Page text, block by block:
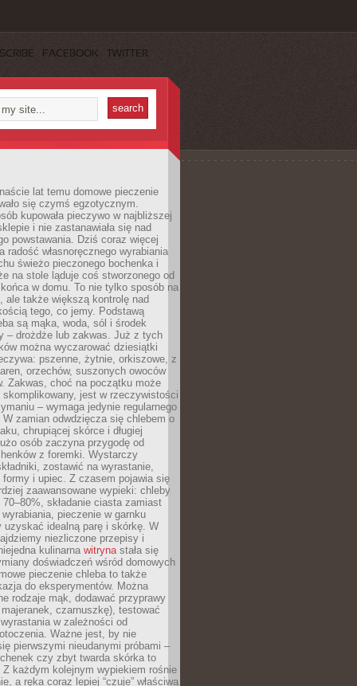
FACEBOOK TWITTER
lat temu domowe pieczenie
się czymś egzotycznym.
kupowała pieczywo w najbliższej
i nie zastanawiała się nad
powstawania. Dziś coraz więcej
radość własnoręcznego wyrabiania
świeżo pieczonego bochenka i
na stole ląduje coś stworzonego od
w domu. To nie tylko sposób na
ale także większą kontrolę nad
tego, co jemy. Podstawą
są mąka, woda, sól i środek
– drożdże lub zakwas. Już z tych
można wyczarować dziesiątki
pszenne, żytnie, orkiszowe, z
orzechów, suszonych owoców
Zakwas, choć na początku może
skomplikowany, jest w rzeczywistości
– wymaga jedynie regularnego
W zamian odwdzięcza się chlebem o
chrupiącej skórce i długiej
osób zaczyna przygodę od
z foremki. Wystarczy
zostawić na wyrastanie,
formy i upiec. Z czasem pojawia się
zaawansowane wypieki: chleby
składanie ciasta zamiast
pieczenie w garnku
uzyskać idealną parę i skórkę. W
niezliczone przepisy i
kulinarna witrynastała się
doświadczeń wśród domowych
pieczenie chleba to także
do eksperymentów. Można
rodzaje mąk, dodawać przyprawy
czarnuszkę), testować
w zależności od
Ważne jest, by nie
pierwszymi nieudanymi próbami –
czy zbyt twarda skórka to
każdym kolejnym wypiekiem rośnie
a ręka coraz lepiej “czuje” właściwą